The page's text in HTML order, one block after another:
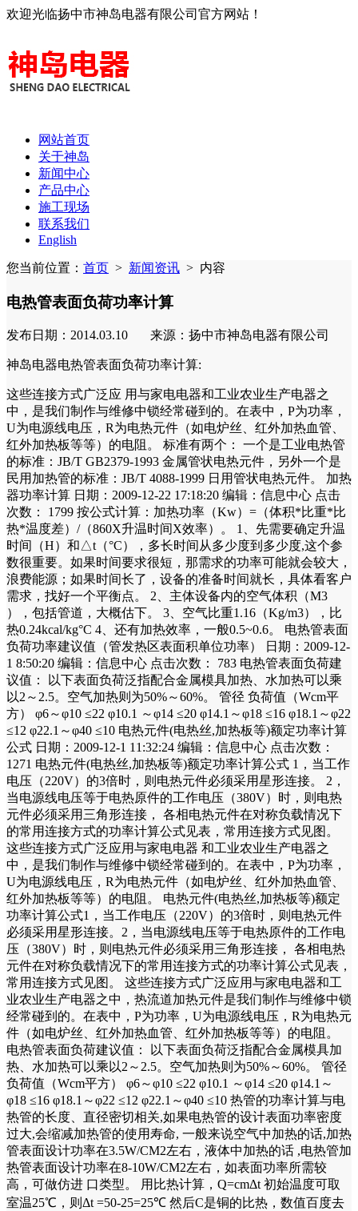
欢迎光临扬中市神岛电器有限公司官方网站！
网站首页
关于神岛
新闻中心
产品中心
施工现场
联系我们
English
您当前位置： 首页 > 新闻资讯 > 内容
电热管表面负荷功率计算
发布日期：2014.03.10 来源：扬中市神岛电器有限公司
神岛电器电热管表面负荷功率计算:
这些连接方式广泛应 用与家电电器和工业农业生产电器之
中，是我们制作与维修中锁经常碰到的。在表中，P为功率，
U为电源线电压，R为电热元件（如电炉丝、红外加热血管、
红外加热板等等）的电阻。 标准有两个： 一个是工业电热管
的标准：JB/T GB2379-1993 金属管状电热元件，另外一个是
民用加热管的标准：JB/T 4088-1999 日用管状电热元件。 加热
器功率计算 日期：2009-12-22 17:18:20 编辑：信息中心 点击
次数： 1799 按公式计算：加热功率（Kw）=（体积*比重*比
热*温度差）/（860X升温时间X效率）。 1、先需要确定升温
时间（H）和△t（°C），多长时间从多少度到多少度,这个参
数很重要。如果时间要求很短，那需求的功率可能就会较大，
浪费能源；如果时间长了，设备的准备时间就长，具体看客户
需求，找好一个平衡点。 2、主体设备内的空气体积（M3
），包括管道，大概估下。 3、空气比重1.16（Kg/m3），比
热0.24kcal/kg°C 4、还有加热效率，一般0.5~0.6。 电热管表面
负荷功率建议值（管发热区表面积单位功率） 日期：2009-12-
1 8:50:20 编辑：信息中心 点击次数： 783 电热管表面负荷建
议值： 以下表面负荷泛指配合金属模具加热、水加热可以乘
以2～2.5。空气加热则为50%～60%。 管径 负荷值（Wcm平
方） φ6～φ10 ≤22 φ10.1 ～φ14 ≤20 φ14.1～φ18 ≤16 φ18.1～φ22
≤12 φ22.1～φ40 ≤10 电热元件(电热丝,加热板等)额定功率计算
公式 日期：2009-12-1 11:32:24 编辑：信息中心 点击次数：
1271 电热元件(电热丝,加热板等)额定功率计算公式 1，当工作
电压（220V）的3倍时，则电热元件必须采用星形连接。 2，
当电源线电压等于电热原件的工作电压（380V）时，则电热
元件必须采用三角形连接， 各相电热元件在对称负载情况下
的常用连接方式的功率计算公式见表，常用连接方式见图。
这些连接方式广泛应用与家电电器 和工业农业生产电器之
中，是我们制作与维修中锁经常碰到的。在表中，P为功率，
U为电源线电压，R为电热元件（如电炉丝、红外加热血管、
红外加热板等等）的电阻。 电热元件(电热丝,加热板等)额定
功率计算公式1，当工作电压（220V）的3倍时，则电热元件
必须采用星形连接。2，当电源线电压等于电热原件的工作电
压（380V）时，则电热元件必须采用三角形连接， 各相电热
元件在对称负载情况下的常用连接方式的功率计算公式见表，
常用连接方式见图。 这些连接方式广泛应用与家电电器和工
业农业生产电器之中，热流道加热元件是我们制作与维修中锁
经常碰到的。在表中，P为功率，U为电源线电压，R为电热元
件（如电炉丝、红外加热血管、红外加热板等等）的电阻。
电热管表面负荷建议值： 以下表面负荷泛指配合金属模具加
热、水加热可以乘以2～2.5。空气加热则为50%～60%。 管径
负荷值（Wcm平方） φ6～φ10 ≤22 φ10.1 ～φ14 ≤20 φ14.1～
φ18 ≤16 φ18.1～φ22 ≤12 φ22.1～φ40 ≤10 热管的功率计算与电
热管的长度、直径密切相关,如果电热管的设计表面功率密度
过大,会缩减加热管的使用寿命, 一般来说空气中加热的话,加热
管表面设计功率在3.5W/CM2左右，液体中加热的话 ,电热管加
热管表面设计功率在8-10W/CM2左右，如表面功率所需较
高，可做仿进 口类型。 用比热计算，Q=cmΔt 初始温度可取
室温25℃，则Δt =50-25=25℃ 然后C是铜的比热，数值百度去